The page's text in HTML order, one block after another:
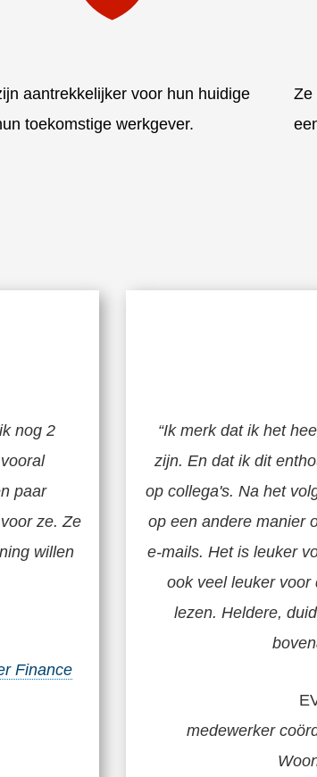
aantrekkelijkervoor hun huidige
toekomstige werkgever.
Ze
nog 2
paar
ze. Ze
willen
Finance
“Ik merk dat ik het
zijn. En dat ik dit
op collega's. Na het
op een andere manier
e-mails. Het is leuker
ook veel leuker voor
lezen. Heldere,
medewerker